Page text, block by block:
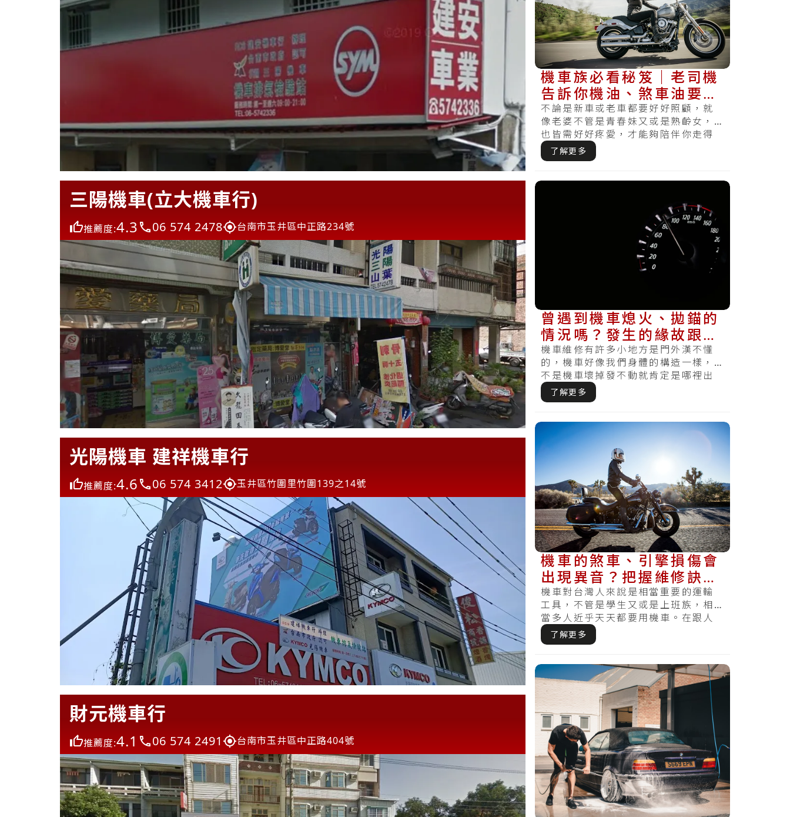
三陽機車(立大機車行)
推薦度:4.3 06 574 2478 台南市玉井區中正路234號
光陽機車 建祥機車行
推薦度:4.6 06 574 3412 玉井區竹圍里竹圍139之14號
財元機車行
推薦度:4.1 06 574 2491 台南市玉井區中正路404號
機車族必看秘笈｜老司機
告訴你機油、煞車油要更
換的必要性以及更換里程
數
不論是新車或老車都要好好照顧，就
像老婆不管是青春妹又或是熟齡女，
也皆需好好疼愛，才能夠陪伴你走得
長久。沒有好好保養又或是定期檢
查，哪天發.....
了解更多
曾遇到機車熄火、拋錨的
情況嗎？發生的緣故跟維
修費用這通通有！
機車維修有許多小地方是門外漢不懂
的，機車好像我們身體的構造一樣，
不是機車壞掉發不動就肯定是哪裡出
問題，有的時候不單單僅為壞掉一個
組件，反.....
了解更多
機車的煞車、引擎損傷會
出現異音？把握維修訣
竅，讓你的機車不再發出
怪聲
機車對台灣人來說是相當重要的運輸
工具，不管是學生又或是上班族，相
當多人近乎天天都要用機車。在跟人
互動的時候，各位最怕『空氣忽然安
靜』，可.....
了解更多